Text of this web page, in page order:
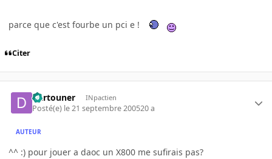
parce que c'est fourbe un pci e !
Citer
Dartouner INpactien
Posté(e) le 21 septembre 200520 a
AUTEUR
^^ :) pour jouer a daoc un X800 me sufirais pas?